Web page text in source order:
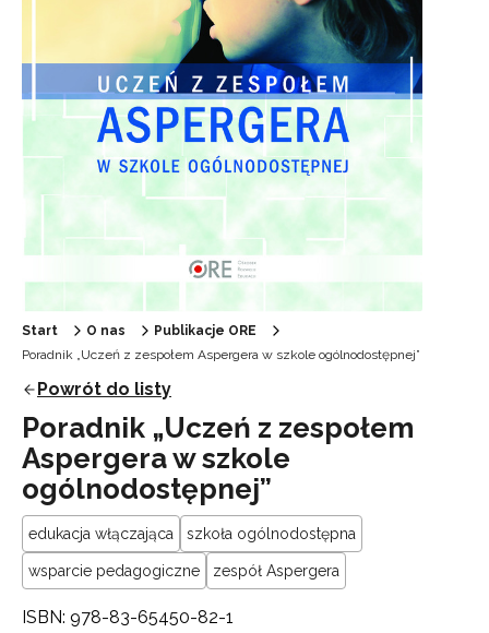
Start O nas
Publikacje ORE
Poradnik „Uczeń z zespołem Aspergera w szkole ogólnodostępnej”
Powrót do listy
Poradnik „Uczeń z zespołem
Aspergera w szkole
ogólnodostępnej”
edukacja włączająca szkoła ogólnodostępna
wsparcie pedagogiczne zespół Aspergera
ISBN: 978-83-65450-82-1